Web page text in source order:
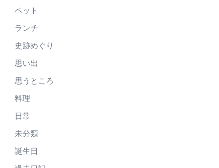
ペット
ランチ
史跡めぐり
思い出
思うところ
料理
日常
未分類
誕生日